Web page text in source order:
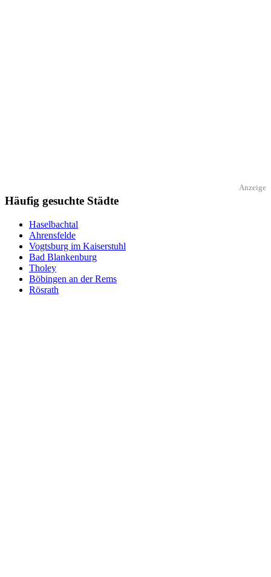
Anzeige
Häufig gesuchte Städte
Haselbachtal
Ahrensfelde
Vogtsburg im Kaiserstuhl
Bad Blankenburg
Tholey
Böbingen an der Rems
Rösrath